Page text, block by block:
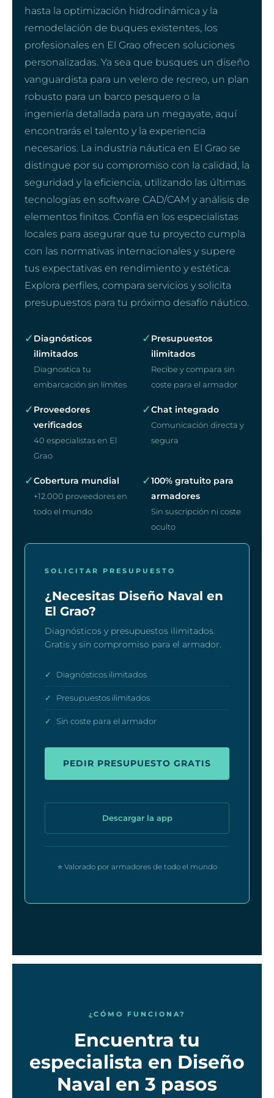
hasta la optimización hidrodinámica y la
remodelación de buques existentes, los
profesionales en El Grao ofrecen soluciones
personalizadas. Ya sea que busques un diseño
vanguardista para un velero de recreo, un plan
robusto para un barco pesquero o la
ingeniería detallada para un megayate, aquí
encontrarás el talento y la experiencia
necesarios. La industria náutica en El Grao se
distingue por su compromiso con la calidad, la
seguridad y la eficiencia, utilizando las últimas
tecnologías en software CAD/CAM y análisis de
elementos finitos. Confía en los especialistas
locales para asegurar que tu proyecto cumpla
con las normativas internacionales y supere
tus expectativas en rendimiento y estética.
Explora perfiles, compara servicios y solicita
presupuestos para tu próximo desafío náutico.
✓ Diagnósticos
ilimitados
Diagnostica tu
embarcación sin límites
✓ Presupuestos
ilimitados
Recibe y compara sin
coste para el armador
✓ Proveedores
verificados
40 especialistas en El
Grao
✓Chat integrado
Comunicación directa y
segura
✓Cobertura mundial
+12.000 proveedores en
todo el mundo
✓100% gratuito para
armadores
Sin suscripción ni coste
oculto
SOLICITAR PRESUPUESTO
¿Necesitas Diseño Naval en
El Grao?
Diagnósticos y presupuestos ilimitados.
Gratis y sin compromiso para el armador.
✓ Diagnósticos ilimitados
✓ Presupuestos ilimitados
✓ Sin coste para el armador
PEDIR PRESUPUESTO GRATIS
Descargar la app
⭐ Valorado por armadores de todo el mundo
¿CÓMO FUNCIONA?
Encuentra tu
especialista en Diseño
Naval en 3 pasos